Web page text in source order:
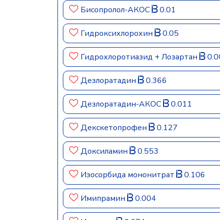
Бисопролол-АКОС 0.01
Гидроксихлорохин 0.05
Гидрохлоротиазид + Лозартан
Дезлоратадин 0.366
Дезлоратадин-АКОС 0.011
Декскетопрофен 0.127
Доксиламин 0.553
Изосорбида мононитрат 0.106
Имипрамин 0.004